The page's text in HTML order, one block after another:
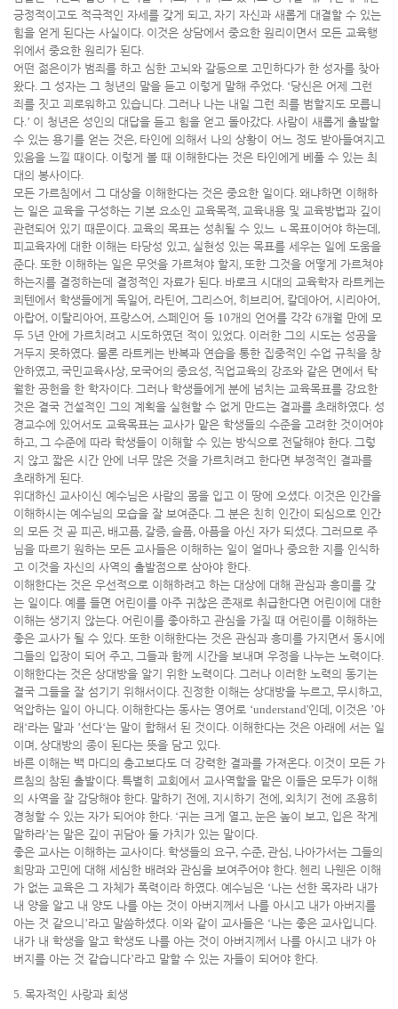
긍정적이고도 적극적인 자세를 갖게 되고, 자기 자신과 새롭게 대결할 수 있는
힘을 얻게 된다는 사실이다. 이것은 상담에서 중요한 원리이면서 모든 교육행
위에서 중요한 원리가 된다.
어떤 젊은이가 범죄를 하고 심한 고뇌와 갈등으로 고민하다가 한 성자를 찾아
왔다. 그 성자는 그 청년의 말을 듣고 이렇게 말해 주었다. ‘당신은 어제 그런
죄를 짓고 괴로워하고 있습니다. 그러나 나는 내일 그런 죄를 범할지도 모릅니
다.’ 이 청년은 성인의 대답을 듣고 힘을 얻고 돌아갔다. 사람이 새롭게 출발할
수 있는 용기를 얻는 것은, 타인에 의해서 나의 상황이 어느 정도 받아들여지고
있음을 느낄 때이다. 이렇게 볼 때 이해한다는 것은 타인에게 베풀 수 있는 최
대의 봉사이다.
모든 가르침에서 그 대상을 이해한다는 것은 중요한 일이다. 왜냐하면 이해하
는 일은 교육을 구성하는 기본 요소인 교육목적, 교육내용 및 교육방법과 깊이
관련되어 있기 때문이다. 교육의 목표는 성취될 수 있느 ㄴ목표이어야 하는데 ,
피교육자에 대한 이해는 타당성 있고, 실현성 있는 목표를 세우는 일에 도움을
준다. 또한 이해하는 일은 무엇을 가르쳐야 할지 , 또한 그것을 어떻게 가르쳐야
하는지를 결정하는데 결정적인 자료가 된다. 바로크 시대의 교육학자 라트케는
쾨텐에서 학생들에게 독일어 , 라틴어 , 그리스어 , 히브리어 , 칼데아어 , 시리아어 ,
아랍어 , 이탈리아어 , 프랑스어 , 스페인어 등 10개의 언어를 각각 6개월 만에 모
두 5년 안에 가르치려고 시도하였던 적이 있었다. 이러한 그의 시도는 성공을
거두지 못하였다. 물론 라트케는 반복과 연습을 통한 집중적인 수업 규칙을 창
안하였고, 국민교육사상, 모국어의 중요성, 직업교육의 강조와 같은 면에서 탁
월한 공헌을 한 학자이다. 그러나 학생들에게 분에 넘치는 교육목표를 강요한
것은 결국 건설적인 그의 계획을 실현할 수 없게 만드는 결과를 초래하였다. 성
경교수에 있어서도 교육목표는 교사가 맡은 학생들의 수준을 고려한 것이어야
하고, 그 수준에 따라 학생들이 이해할 수 있는 방식으로 전달해야 한다. 그렇
지 않고 짧은 시간 안에 너무 많은 것을 가르치려고 한다면 부정적인 결과를
초래하게 된다.
위대하신 교사이신 예수님은 사람의 몸을 입고 이 땅에 오셨다. 이것은 인간을
이해하시는 예수님의 모습을 잘 보여준다. 그 분은 친히 인간이 되심으로 인간
의 모든 것 곧 피곤, 배고픔, 갈증, 슬픔, 아픔을 아신 자가 되셨다. 그러므로 주
님을 따르기 원하는 모든 교사들은 이해하는 일이 얼마나 중요한 지를 인식하
고 이것을 자신의 사역의 출발점으로 삼아야 한다.
이해한다는 것은 우선적으로 이해하려고 하는 대상에 대해 관심과 흥미를 갖
는 일이다. 예를 들면 어린이를 아주 귀찮은 존재로 취급한다면 어린이에 대한
이해는 생기지 않는다. 어린이를 좋아하고 관심을 가질 때 어린이를 이해하는
좋은 교사가 될 수 있다. 또한 이해한다는 것은 관심과 흥미를 가지면서 동시에
그들의 입장이 되어 주고, 그들과 함께 시간을 보내며 우정을 나누는 노력이다.
이해한다는 것은 상대방을 알기 위한 노력이다. 그러나 이러한 노력의 동기는
결국 그들을 잘 섬기기 위해서이다. 진정한 이해는 상대방을 누르고, 무시하고,
억압하는 일이 아니다. 이해한다는 동사는 영어로 ‘understand'인데 , 이것은 ’아
래 ‘라는 말과 ’선다‘는 말이 합해서 된 것이다. 이해한다는 것은 아래에 서는 일
이며 , 상대방의 종이 된다는 뜻을 담고 있다.
바른 이해는 백 마디의 충고보다도 더 강력한 결과를 가져온다. 이것이 모든 가
르침의 참된 출발이다. 특별히 교회에서 교사역할을 맡은 이들은 모두가 이해
의 사역을 잘 감당해야 한다. 말하기 전에 , 지시하기 전에 , 외치기 전에 조용히
경청할 수 있는 자가 되어야 한다. ‘귀는 크게 열고, 눈은 높이 보고, 입은 작게
말하라’는 말은 깊이 귀담아 둘 가치가 있는 말이다.
좋은 교사는 이해하는 교사이다. 학생들의 요구, 수준, 관심, 나아가서는 그들의
희망과 고민에 대해 세심한 배려와 관심을 보여주어야 한다. 헨리 나웬은 이해
가 없는 교육은 그 자체가 폭력이라 하였다. 예수님은 ‘나는 선한 목자라 내가
내 양을 알고 내 양도 나를 아는 것이 아버지께서 나를 아시고 내가 아버지를
아는 것 같으니 ’라고 말씀하셨다. 이와 같이 교사들은 ‘나는 좋은 교사입니다.
내가 내 학생을 알고 학생도 나를 아는 것이 아버지께서 나를 아시고 내가 아
버지를 아는 것 같습니다’라고 말할 수 있는 자들이 되어야 한다.
5. 목자적인 사랑과 희생